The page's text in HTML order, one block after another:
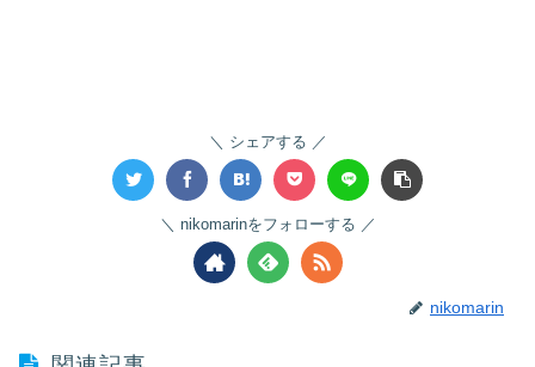
シェアする
nikomarinをフォローする
nikomarin